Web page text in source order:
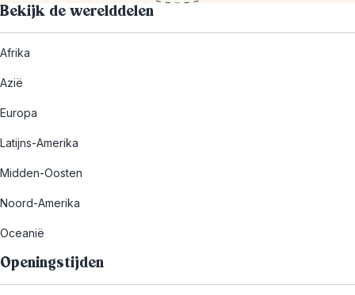
Bekijk de werelddelen
Afrika
Azië
Europa
Latijns-Amerika
Midden-Oosten
Noord-Amerika
Oceanië
Openingstijden